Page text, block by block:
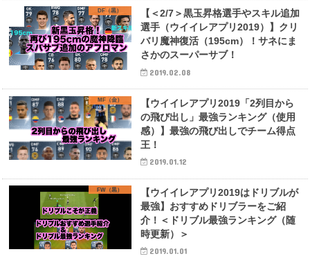
DF（黒）
【＜2/7＞黒玉昇格選手やスキル追加
選手（ウイイレアプリ2019）】クリ
バリ魔神復活（195cm）！サネにま
さかのスーパーサブ！
2019.02.08
MF（金）
【ウイイレアプリ2019「2列目から
の飛び出し」最強ランキング（使用
感）】最強の飛び出しでチーム得点
王！
2019.01.12
FW（黒）
【ウイイレアプリ2019はドリブルが
最強】おすすめドリブラーをご紹
介！＜ドリブル最強ランキング（随
時更新）＞
2019.01.01